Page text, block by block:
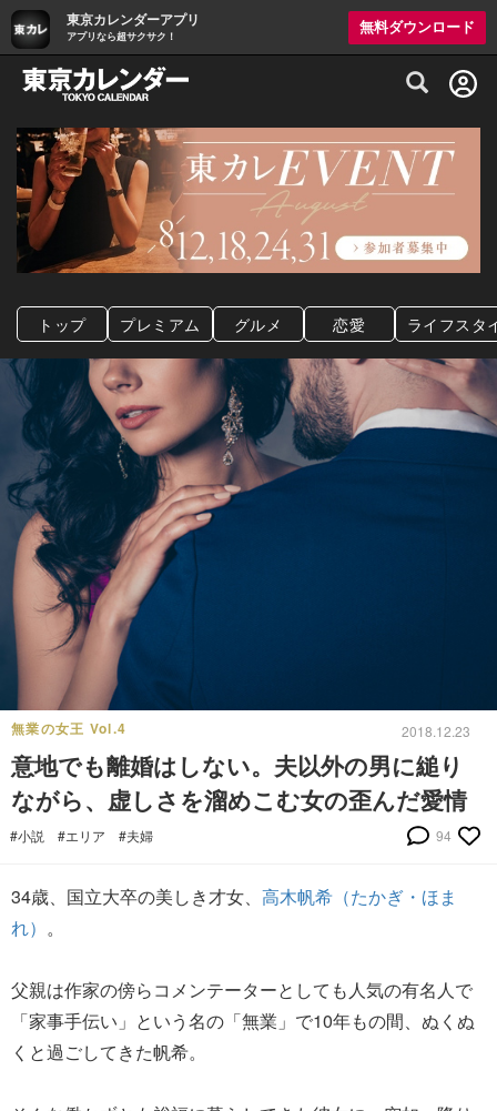
東京カレンダーアプリ
アプリなら超サクサク！
無料ダウンロード
グルメ情報・プレミアムレストラン予約
トップ プレミアム グルメ 恋愛 ライフスタ
無業の女王 Vol.4 2018.12.23
意地でも離婚はしない。夫以外の男に縋り
ながら、虚しさを溜めこむ女の歪んだ愛情
#小説 #エリア #夫婦 94
34歳、国立大卒の美しき才女、 高木帆希（たかぎ・ほま
れ） 。
父親は作家の傍らコメンテーターとしても人気の有名人で
「家事手伝い」という名の「無業」で10年もの間、ぬくぬ
くと過ごしてきた帆希。